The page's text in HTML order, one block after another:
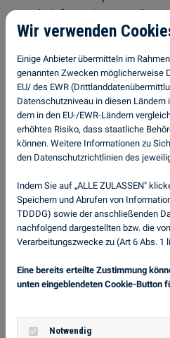
mehr Informationen zu Ihrem
Sie uns Ihre Kontaktdaten
Kontakt
07251-440
Wir verwenden
Einige Anbieter übermitteln im
genannten Zwecken möglicherweise
EU/ des EWR
Datenschutzniveau in diesen
dem in den EU-/EWR-Ländern
erhöhtes Risiko, dass staatliche
können. Weitere Informationen zu
den Datenschutzrichtlinien des
Indem Sie auf „ALLE ZULASSEN"
Speichern und Abrufen von
TDDDG) sowie der anschließenden
nachfolgend dargestellten bzw. die
Verarbeitungszwecke zu (Art 6 Abs. 1
Eine bereits erteilte Zustimmung
unten eingeblendeten Cookie-Button
Notwendig